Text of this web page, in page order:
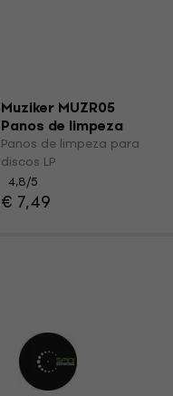
Muziker MUZR05
Panos de limpeza
para discos LP
Panos de limpeza para
discos LP
4,8/5
€ 7,49